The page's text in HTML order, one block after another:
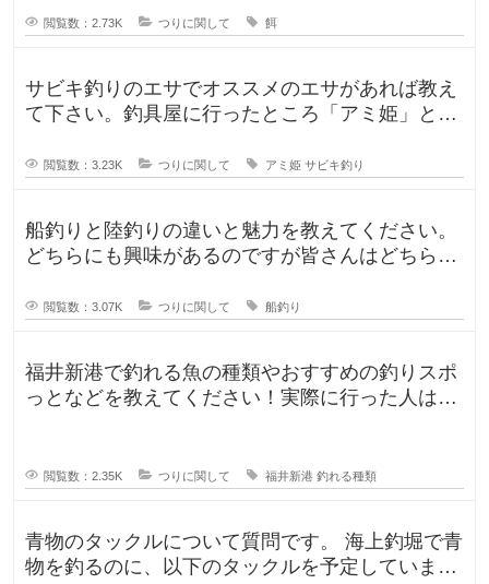
閲覧数：2.73K つりに関して 餌
サビキ釣りのエサでオススメのエサがあれば教え
て下さい。釣具屋に行ったところ「アミ姫」とい
閲覧数：3.23K つりに関して アミ姫 サビキ釣り
船釣りと陸釣りの違いと魅力を教えてください。
どちらにも興味があるのですが皆さんはどちらが
閲覧数：3.07K つりに関して 船釣り
福井新港で釣れる魚の種類やおすすめの釣りスポ
っとなどを教えてください！実際に行った人はど
閲覧数：2.35K つりに関して 福井新港 釣れる種類
青物のタックルについて質問です。 海上釣堀で青
物を釣るのに、以下のタックルを予定していま